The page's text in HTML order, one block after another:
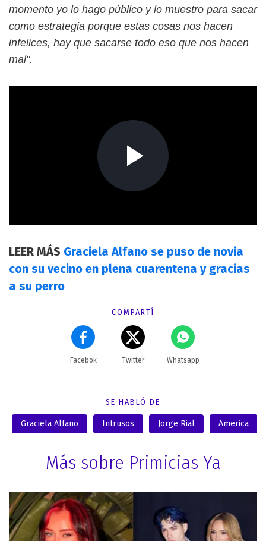
momento yo lo hago público y lo muestro para sacar
como estrategia porque estas cosas nos hacen
infelices, hay que sacarse todo eso que nos hacen
mal".
LEER MÁS Graciela Alfano se puso de novia
con su vecino en plena cuarentena y gracias
a su perro
COMPARTÍ
Facebok Twitter Whatsapp
SE HABLÓ DE
Graciela Alfano Intrusos Jorge Rial America
Más sobre Primicias Ya